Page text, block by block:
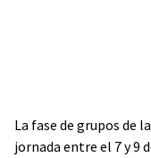
La fase de grupos de la
jornada entre el 7 y 9